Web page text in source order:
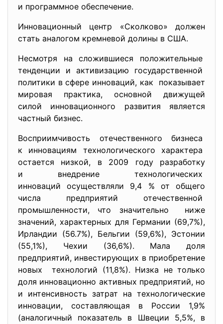
и программное обеспечение.
Инновационный центр «Сколково» должен
стать аналогом кремневой долины в США.
Несмотря на сложившиеся положительные
тенденции и активизацию государственной
политики в сфере инноваций, как показывает
мировая практика, основной движущей
силой инновационного развития является
частный бизнес.
Восприимчивость отечественного бизнеса
к инновациям технологического характера
остается низкой, в 2009 году разработку
и внедрение технологических
инноваций осуществляли 9,4 % от общего
числа предприятий отечественной
промышленности, что значительно ниже
значений, характерных для Германии (69,7%),
Ирландии (56.7%), Бельгии (59,6%), Эстонии
(55,1%), Чехии (36,6%). Мала доля
предприятий, инвестирующих в приобретение
новых технологий (11,8%). Низка не только
доля инновационно активных предприятий, но
и интенсивность затрат на технологические
инновации, составляющая в России 1,9%
(аналогичный показатель в Швеции 5,5%, в